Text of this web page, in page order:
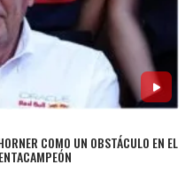
COMO UN OBSTÁCULO EN EL